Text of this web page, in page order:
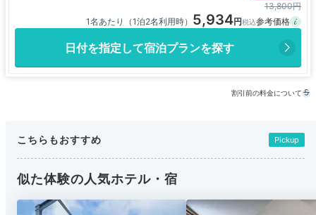
13,800円
1名あたり（1泊2名利用時） 5,934
日付を指定して宿泊プランを探す
割引前の料金について
こちらもおすすめ Pickup
似た体験の人気ホテル・宿